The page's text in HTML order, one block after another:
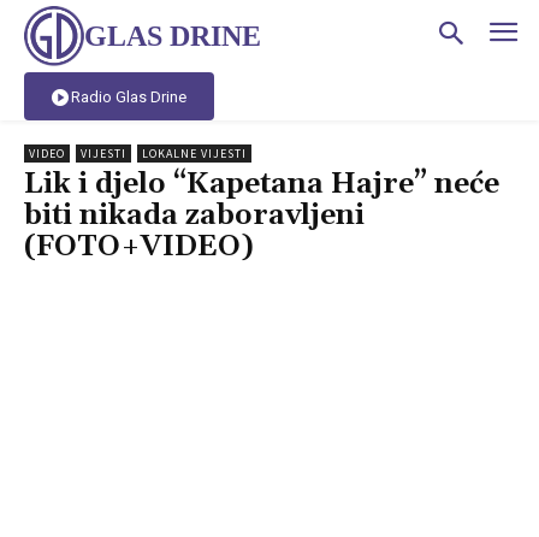
GLAS DRINE
Radio Glas Drine
VIDEO VIJESTI LOKALNE VIJESTI
Lik i djelo “Kapetana Hajre” neće
biti nikada zaboravljeni
(FOTO+VIDEO)